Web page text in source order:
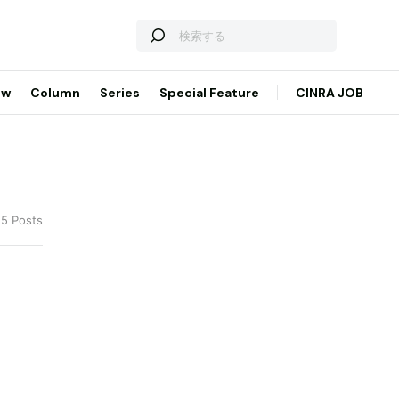
Column Series Special Feature CINRA JOB
Posts